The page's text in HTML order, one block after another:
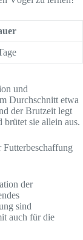
und
Durchschnitt etwa
der Brutzeit legt
sie allein aus.
Futterbeschaffung
der
sind
auch für die